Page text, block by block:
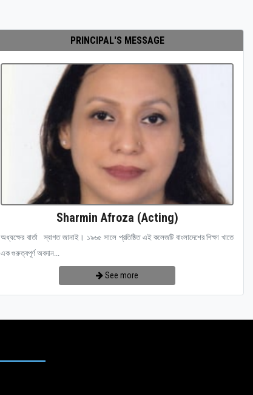
PRINCIPAL'S MESSAGE
Sharmin Afroza (Acting)
অধ্যক্ষের বার্তা স্বাগত জানাই। ১৯৬৫ সালে প্রতিষ্ঠিত এই কলেজটি বাংলাদেশের শিক্ষা খাতে
এক গুরুত্বপূর্ণ অবদান...
See more